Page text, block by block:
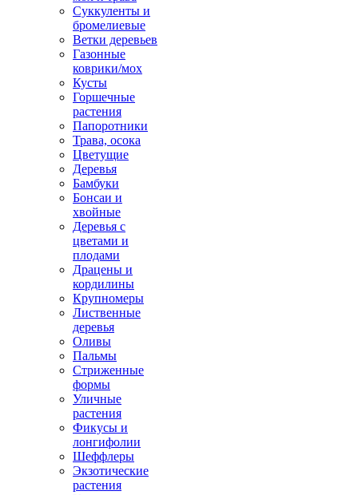
Суккуленты и
бромелиевые
Ветки деревьев
Газонные
коврики/мох
Кусты
Горшечные
растения
Папоротники
Трава, осока
Цветущие
Деревья
Бамбуки
Бонсаи и
хвойные
Деревья с
цветами и
плодами
Драцены и
кордилины
Крупномеры
Лиственные
деревья
Оливы
Пальмы
Стриженные
формы
Уличные
растения
Фикусы и
лонгифолии
Шеффлеры
Экзотические
растения